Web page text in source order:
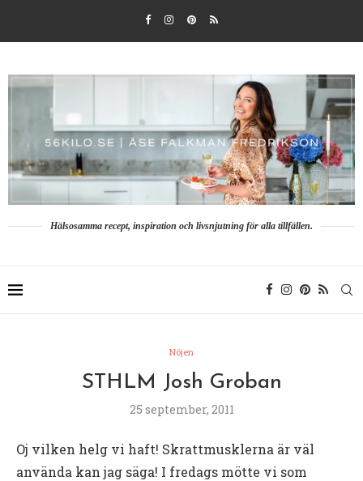
Hälsosamma recept, inspiration och livsnjutning för alla tillfällen.
Nöjen
STHLM Josh Groban
25 september, 2011
Oj vilken helg vi haft! Skrattmusklerna är väl
använda kan jag säga! I fredags mötte vi som